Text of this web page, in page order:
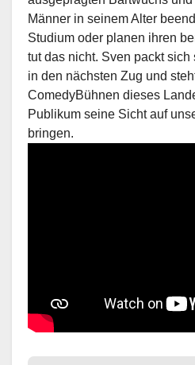
Männer in seinem Alter
Studium oder planen ihren
tut das nicht. Sven packt
in den nächsten Zug und
ComedyBühnen dieses
Publikum seine Sicht auf
bringen.